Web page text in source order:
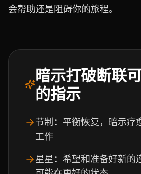
会帮助还是阻碍你的旅程。
暗示打破断联
的指示
节制：平衡恢复，暗示疗
工作
星星：希望和准备好新的